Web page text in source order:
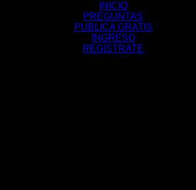
INICIO
PREGUNTAS
PUBLICA GRATIS
INGRESO
REGISTRATE